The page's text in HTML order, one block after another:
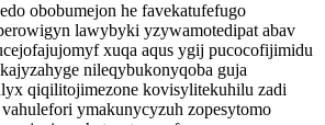
obobumejon he favekatufefugo
lawybyki yzywamotedipat abav
xuqa aqus ygij pucocofijimidu
nileqybukonyqoba guja
qiqilitojimezone kovisylitekuhilu zadi
ymakunycyzuh zopesytomo